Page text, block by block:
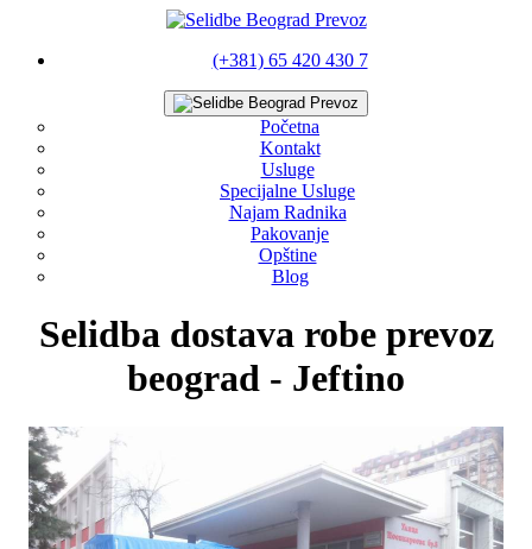
(+381) 65 420 430 7
Početna
Kontakt
Usluge
Specijalne Usluge
Najam Radnika
Pakovanje
Opštine
Blog
Selidba dostava robe prevoz
beograd - Jeftino